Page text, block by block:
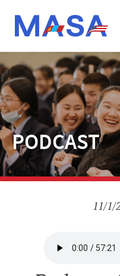
PODCAST
11/1/